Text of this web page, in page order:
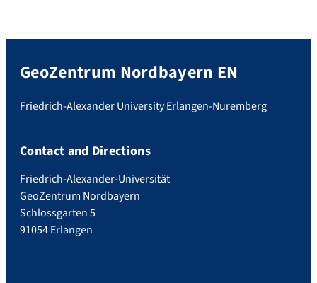
GeoZentrum Nordbayern EN
Friedrich-Alexander University Erlangen-Nuremberg
Contact and Directions
Friedrich-Alexander-Universität
GeoZentrum Nordbayern
Schlossgarten 5
91054 Erlangen